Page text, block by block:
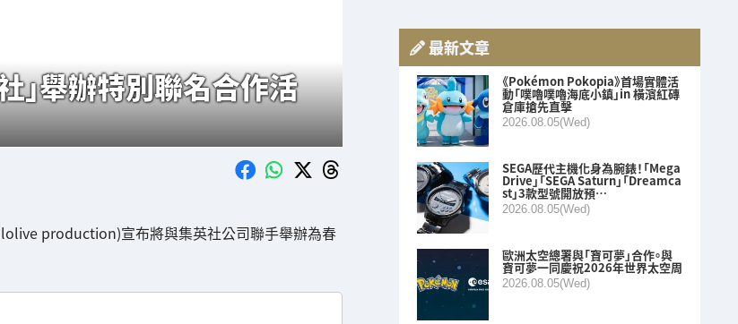
」舉辦特別聯名合作活
production)宣布將與集英社公司聯手舉辦為春
最新文章
《Pokémon Pokopia》首場實體活
動「噗嚕噗嚕海底小鎮」in 橫濱紅磚
倉庫搶先直擊
2026.08.05(Wed)
SEGA歷代主機化身為腕錶！「Mega
Drive」「SEGA Saturn」「Dreamca
st」3款型號開放預…
2026.08.05(Wed)
歐洲太空總署與「寶可夢」合作。與
寶可夢一同慶祝2026年世界太空周
2026.08.05(Wed)